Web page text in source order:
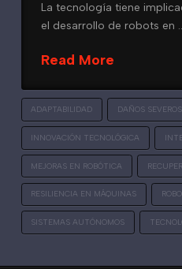
La tecnología tiene
el desarrollo de robots en
Read More
ADAPTABILIDAD DAÑOS SEVEROS
INNOVACIÓN TECNOLÓGICA
MEJORAS EN ROBÓTICA
RESILIENCIA EN MÁQUINAS
SISTEMAS AUTÓNOMOS